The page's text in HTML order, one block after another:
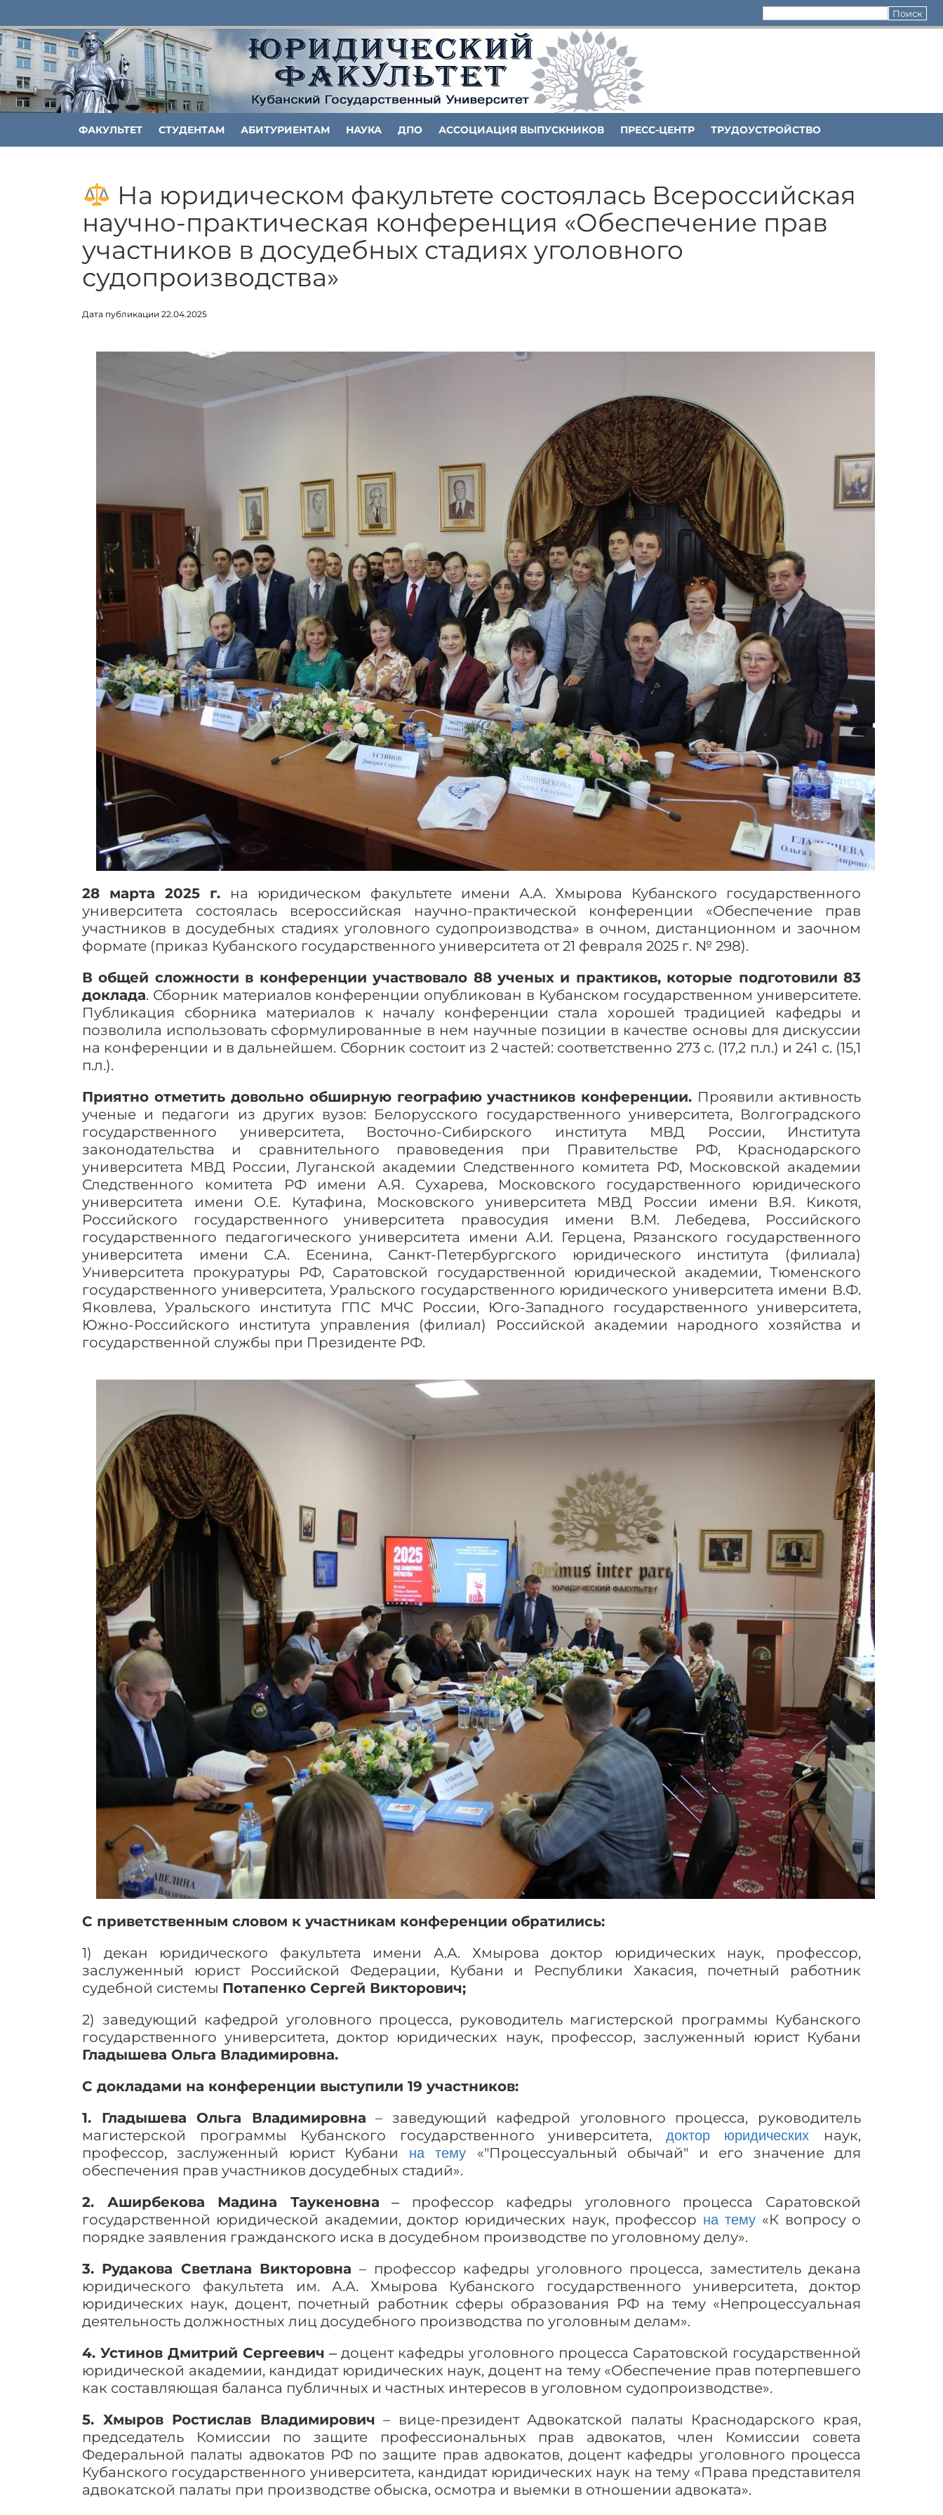
ФАКУЛЬТЕТ СТУДЕНТАМ АБИТУРИЕНТАМ НАУКА ДПО АССОЦИАЦИЯ ВЫПУСКНИКОВ ПРЕСС-ЦЕНТР ТРУДОУСТРОЙСТВО
На юридическом факультете состоялась Всероссийская
научно-практическая конференция «Обеспечение прав
участников в досудебных стадиях уголовного
судопроизводства»
Дата публикации 22.04.2025
28 марта 2025 г. на юридическом факультете имени А.А. Хмырова Кубанского государственного
университета состоялась всероссийская научно-практической конференции «Обеспечение прав
участников в досудебных стадиях уголовного судопроизводства» в очном, дистанционном и заочном
формате (приказ Кубанского государственного университета от 21 февраля 2025 г. № 298).
В общей сложности в конференции участвовало 88 ученых и практиков, которые подготовили 83
доклада. Сборник материалов конференции опубликован в Кубанском государственном университете.
Публикация сборника материалов к началу конференции стала хорошей традицией кафедры и
позволила использовать сформулированные в нем научные позиции в качестве основы для дискуссии
на конференции и в дальнейшем. Сборник состоит из 2 частей: соответственно 273 с. (17,2 п.л.) и 241 с. (15,1
п.л.).
Приятно отметить довольно обширную географию участников конференции. Проявили активность
ученые и педагоги из других вузов: Белорусского государственного университета, Волгоградского
государственного университета, Восточно-Сибирского института МВД России, Института
законодательства и сравнительного правоведения при Правительстве РФ, Краснодарского
университета МВД России, Луганской академии Следственного комитета РФ, Московской академии
Следственного комитета РФ имени А.Я. Сухарева, Московского государственного юридического
университета имени О.Е. Кутафина, Московского университета МВД России имени В.Я. Кикотя,
Российского государственного университета правосудия имени В.М. Лебедева, Российского
государственного педагогического университета имени А.И. Герцена, Рязанского государственного
университета имени С.А. Есенина, Санкт-Петербургского юридического института (филиала)
Университета прокуратуры РФ, Саратовской государственной юридической академии, Тюменского
государственного университета, Уральского государственного юридического университета имени В.Ф.
Яковлева, Уральского института ГПС МЧС России, Юго-Западного государственного университета,
Южно-Российского института управления (филиал) Российской академии народного хозяйства и
государственной службы при Президенте РФ.
С приветственным словом к участникам конференции обратились:
1) декан юридического факультета имени А.А. Хмырова доктор юридических наук, профессор,
заслуженный юрист Российской Федерации, Кубани и Республики Хакасия, почетный работник
судебной системы Потапенко Сергей Викторович;
2) заведующий кафедрой уголовного процесса, руководитель магистерской программы Кубанского
государственного университета, доктор юридических наук, профессор, заслуженный юрист Кубани
Гладышева Ольга Владимировна.
С докладами на конференции выступили 19 участников:
1. Гладышева Ольга Владимировна – заведующий кафедрой уголовного процесса, руководитель
магистерской программы Кубанского государственного университета, доктор юридических наук,
профессор, заслуженный юрист Кубани на тему «″Процессуальный обычай″ и его значение для
обеспечения прав участников досудебных стадий».
2. Аширбекова Мадина Таукеновна ‒ профессор кафедры уголовного процесса Саратовской
государственной юридической академии, доктор юридических наук, профессор на тему «К вопросу о
порядке заявления гражданского иска в досудебном производстве по уголовному делу».
3. Рудакова Светлана Викторовна– профессор кафедры уголовного процесса, заместитель декана
юридического факультета им. А.А. Хмырова Кубанского государственного университета, доктор
юридических наук, доцент, почетный работник сферы образования РФ на тему «Непроцессуальная
деятельность должностных лиц досудебного производства по уголовным делам».
4. Устинов Дмитрий Сергеевич ‒ доцент кафедры уголовного процесса Саратовской государственной
юридической академии, кандидат юридических наук, доцент на тему «Обеспечение прав потерпевшего
как составляющая баланса публичных и частных интересов в уголовном судопроизводстве».
5. Хмыров Ростислав Владимирович – вице-президент Адвокатской палаты Краснодарского края,
председатель Комиссии по защите профессиональных прав адвокатов, член Комиссии совета
Федеральной палаты адвокатов РФ по защите прав адвокатов, доцент кафедры уголовного процесса
Кубанского государственного университета, кандидат юридических наук на тему «Права представителя
адвокатской палаты при производстве обыска, осмотра и выемки в отношении адвоката».